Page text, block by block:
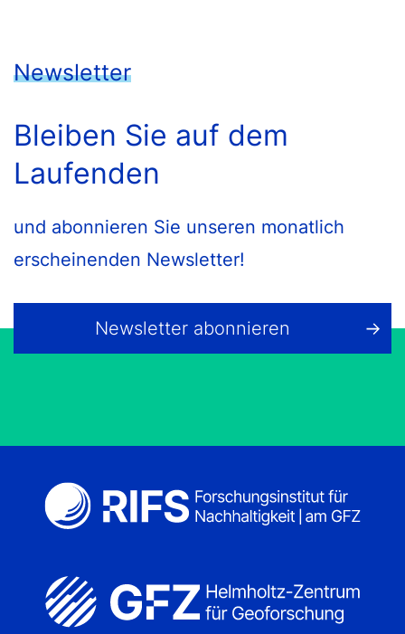
Newsletter
Bleiben Sie auf dem
Laufenden
und abonnieren Sie unseren monatlich
erscheinenden Newsletter!
Newsletter abonnieren